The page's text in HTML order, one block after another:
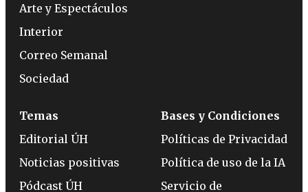
Arte y Espectáculos
Interior
Correo Semanal
Sociedad
Temas
Editorial ÚH
Noticias positivas
Pódcast ÚH
Bases y Condiciones
Políticas de Privacidad
Política de uso de la IA
Servicio de